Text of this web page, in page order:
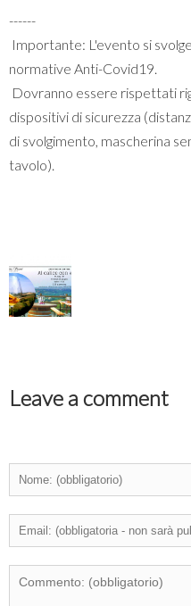
------
Importante: L'evento si
normative Anti-Covid19.
Dovranno essere rispettati
dispositivi di sicurezza
di svolgimento, mascherina
tavolo).
Leave a comment